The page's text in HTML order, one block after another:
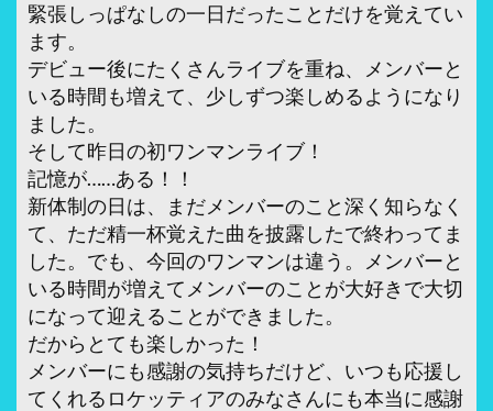
緊張しっぱなしの一日だったことだけを覚えてい
ます。
デビュー後にたくさんライブを重ね、メンバーと
いる時間も増えて、少しずつ楽しめるようになり
ました。
そして昨日の初ワンマンライブ！
記憶が……ある！！
新体制の日は、まだメンバーのこと深く知らなく
て、ただ精一杯覚えた曲を披露したで終わってま
した。でも、今回のワンマンは違う。メンバーと
いる時間が増えてメンバーのことが大好きで大切
になって迎えることができました。
だからとても楽しかった！
メンバーにも感謝の気持ちだけど、いつも応援し
てくれるロケッティアのみなさんにも本当に感謝